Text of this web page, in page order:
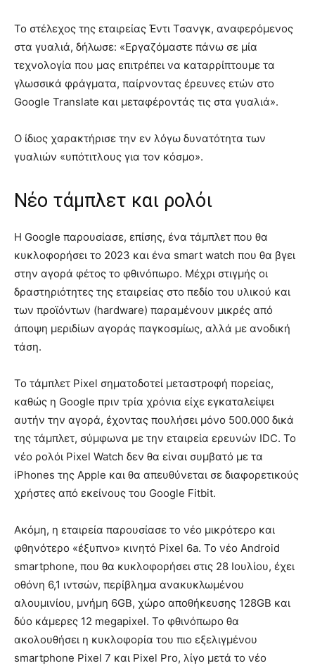
Το στέλεχος της εταιρείας Έντι Τσανγκ, αναφερόμενος
στα γυαλιά, δήλωσε: «Εργαζόμαστε πάνω σε μία
τεχνολογία που μας επιτρέπει να καταρρίπτουμε τα
γλωσσικά φράγματα, παίρνοντας έρευνες ετών στο
Google Translate και μεταφέροντάς τις στα γυαλιά».
Ο ίδιος χαρακτήρισε την εν λόγω δυνατότητα των
γυαλιών «υπότιτλους για τον κόσμο».
Νέο τάμπλετ και ρολόι
Η Google παρουσίασε, επίσης, ένα τάμπλετ που θα
κυκλοφορήσει το 2023 και ένα smart watch που θα βγει
στην αγορά φέτος το φθινόπωρο. Μέχρι στιγμής οι
δραστηριότητες της εταιρείας στο πεδίο του υλικού και
των προϊόντων (hardware) παραμένουν μικρές από
άποψη μεριδίων αγοράς παγκοσμίως, αλλά με ανοδική
τάση.
Το τάμπλετ Pixel σηματοδοτεί μεταστροφή πορείας,
καθώς η Google πριν τρία χρόνια είχε εγκαταλείψει
αυτήν την αγορά, έχοντας πουλήσει μόνο 500.000 δικά
της τάμπλετ, σύμφωνα με την εταιρεία ερευνών IDC. Το
νέο ρολόι Pixel Watch δεν θα είναι συμβατό με τα
iPhones της Apple και θα απευθύνεται σε διαφορετικούς
χρήστες από εκείνους του Google Fitbit.
Ακόμη, η εταιρεία παρουσίασε το νέο μικρότερο και
φθηνότερο «έξυπνο» κινητό Pixel 6a. Το νέο Android
smartphone, που θα κυκλοφορήσει στις 28 Ιουλίου, έχει
οθόνη 6,1 ιντσών, περίβλημα ανακυκλωμένου
αλουμινίου, μνήμη 6GB, χώρο αποθήκευσης 128GB και
δύο κάμερες 12 megapixel. Το φθινόπωρο θα
ακολουθήσει η κυκλοφορία του πιο εξελιγμένου
smartphone Pixel 7 και Pixel Pro, λίγο μετά το νέο